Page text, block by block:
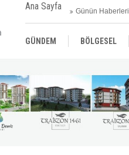
Ana Sayfa Günün Haberleri
GÜNDEM BÖLGESEL
SAĞLIK